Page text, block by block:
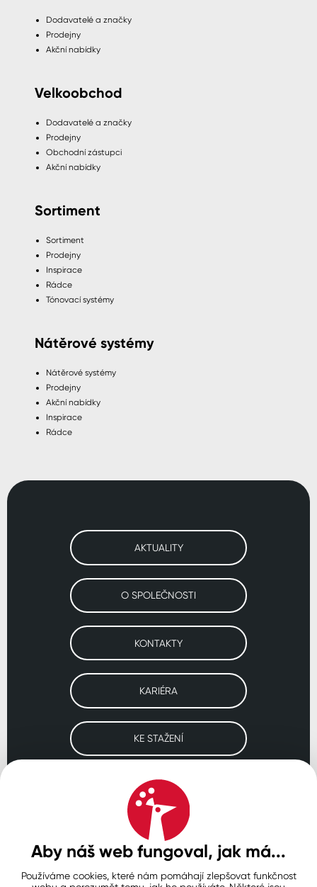
Dodavatelé a značky
Prodejny
Akční nabídky
Velkoobchod
Dodavatelé a značky
Prodejny
Obchodní zástupci
Akční nabídky
Sortiment
Sortiment
Prodejny
Inspirace
Rádce
Tónovací systémy
Nátěrové systémy
Nátěrové systémy
Prodejny
Akční nabídky
Inspirace
Rádce
AKTUALITY
O SPOLEČNOSTI
KONTAKTY
KARIÉRA
KE STAŽENÍ
Navštivte naše pobočky
SLOVENSKO POLSKO
Ochrana osobních údajů
Zásady používání souborů cookie
Aby náš web fungoval, jak má...
Používáme cookies, které nám pomáhají zlepšovat funkčnost